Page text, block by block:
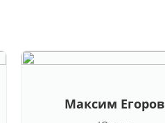
Максим Егоров